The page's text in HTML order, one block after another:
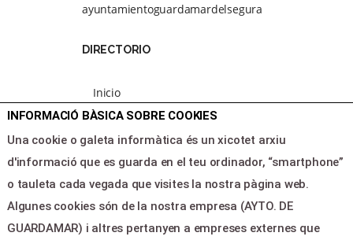
ayuntamientoguardamardelsegura
DIRECTORIO
Inicio
Programación
Area clientes
Contacte
LEGAL & PAGOS
INFORMACIÓ BÀSICA SOBRE COOKIES
Una cookie o galeta informàtica és un xicotet arxiu
d'informació que es guarda en el teu ordinador, “smartphone”
o tauleta cada vegada que visites la nostra pàgina web.
Algunes cookies són de la nostra empresa (AYTO. DE
GUARDAMAR) i altres pertanyen a empreses externes que